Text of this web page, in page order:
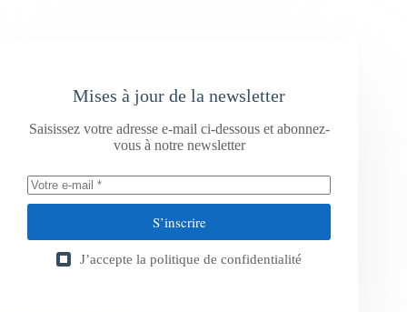
Mises à jour de la newsletter
Saisissez votre adresse e-mail ci-dessous et abonnez-
vous à notre newsletter
S’inscrire
J’accepte la politique de confidentialité